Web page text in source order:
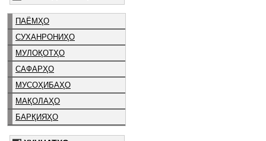
ПАЁМҲО
СУХАНРОНИҲО
МУЛОҚОТҲО
САФАРҲО
МУСОҲИБАҲО
МАҚОЛАҲО
БАРҚИЯҲО